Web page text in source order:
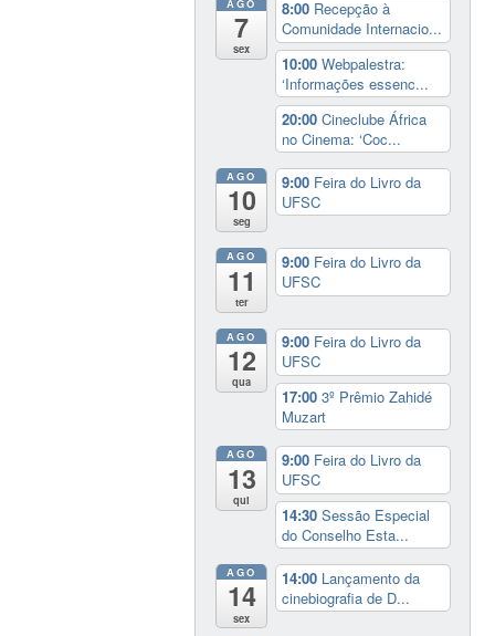
7
sex
8:00 Recepção à
Comunidade Internacio...
10:00Webpalestra:
‘Informações essenc...
20:00Cineclube África
no Cinema: ‘Coc...
AGO
10
seg
9:00 Feira do Livro da
UFSC
AGO
11
ter
9:00 Feira do Livro da
UFSC
AGO
12
qua
9:00 Feira do Livro da
UFSC
17:003º Prêmio Zahidé
Muzart
AGO
13
qui
9:00 Feira do Livro da
UFSC
14:30Sessão Especial
do Conselho Esta...
AGO
14
sex
14:00 Lançamento da
cinebiografia de D...